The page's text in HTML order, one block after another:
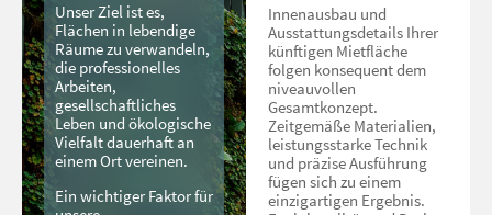
Unser Ziel ist es,
Flächen in lebendige
Räume zu verwandeln,
die professionelles
Arbeiten,
gesellschaftliches
Leben und ökologische
Vielfalt dauerhaft an
einem Ort vereinen.
Ein wichtiger Faktor für
Innenausbau und
Ausstattungsdetails Ihrer
künftigen Mietfläche
folgen konsequent dem
niveauvollen
Gesamtkonzept.
Zeitgemäße Materialien,
leistungsstarke Technik
und präzise Ausführung
fügen sich zu einem
einzigartigen Ergebnis.